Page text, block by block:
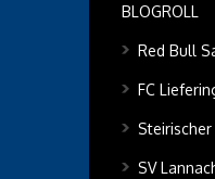
BLOGROLL
Red Bull
FC
SV